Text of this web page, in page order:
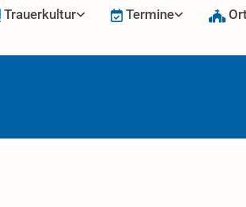
Trauerkultur Termine